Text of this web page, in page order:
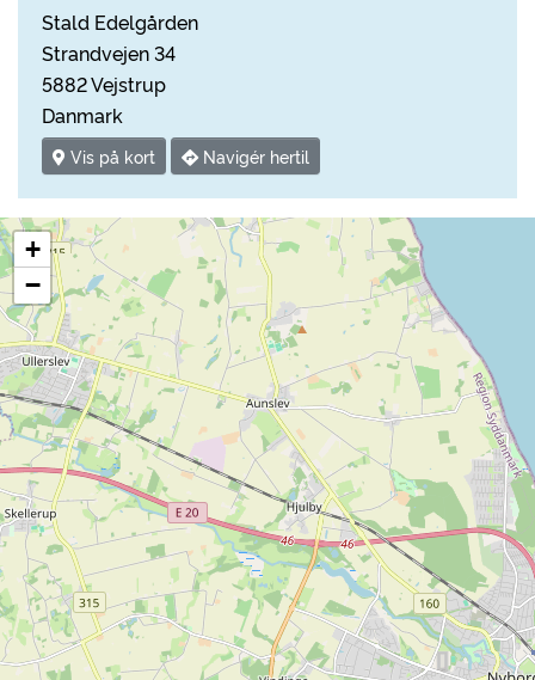
Stald Edelgården
Strandvejen 34
5882 Vejstrup
Danmark
Vis på kort Navigér hertil
+
−